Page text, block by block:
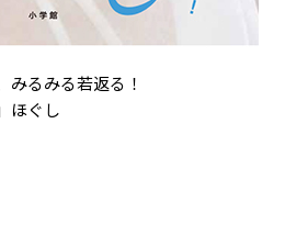
るみる若返る！
ほぐし